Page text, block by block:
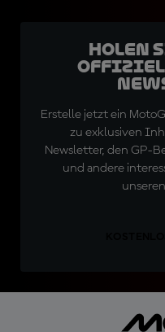
Holen
Erstelle jetzt ein
zu exklusiven
Newsletter, den GP-
und andere